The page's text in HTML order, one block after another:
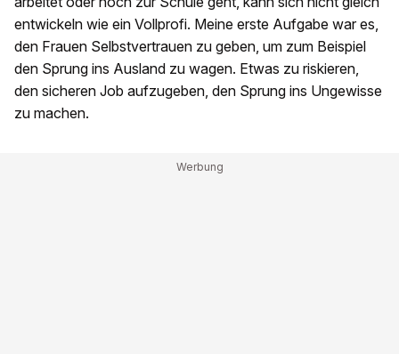
entwickeln wie ein Vollprofi. Meine erste Aufgabe war es,
den Frauen Selbstvertrauen zu geben, um zum Beispiel
den Sprung ins Ausland zu wagen. Etwas zu riskieren,
den sicheren Job aufzugeben, den Sprung ins Ungewisse
zu machen.